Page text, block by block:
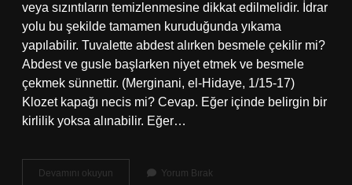
veya sızıntıların temizlenmesine dikkat edilmelidir. İdrar
yolu bu şekilde tamamen kuruduğunda yıkama
yapılabilir. Tuvalette abdest alırken besmele çekilir mi?
Abdest ve gusle başlarken niyet etmek ve besmele
çekmek sünnettir. (Merginani, el-Hidaye, 1/15-17)
Klozet kapağı necis mi? Cevap. Eğer içinde belirgin bir
kirlilik yoksa alınabilir. Eğer…
Devamını okuyun Yorum Bırak